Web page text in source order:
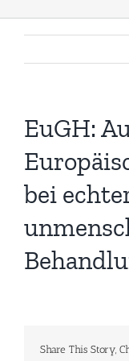
EuGH:
bei
Share This Story,